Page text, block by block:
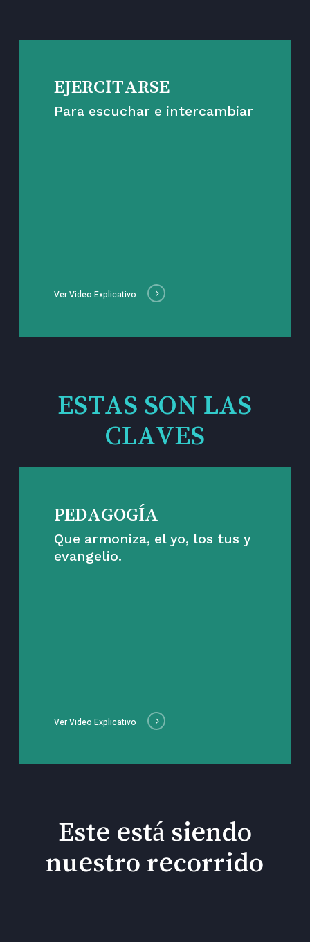
EJERCITARSE
Para escuchar e intercambiar
Ver Video Explicativo
ESTAS SON LAS
CLAVES
PEDAGOGÍA
Que armoniza, el yo, los tus y
evangelio.
Ver Video Explicativo
Este está siendo
nuestro recorrido